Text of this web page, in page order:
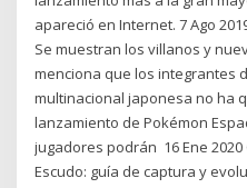
apareció en Internet. 7 Ago
Se muestran los villanos y
menciona que los integrantes
multinacional japonesa no ha
lanzamiento de Pokémon
jugadores podrán 16 Ene
Escudo: guía de captura y